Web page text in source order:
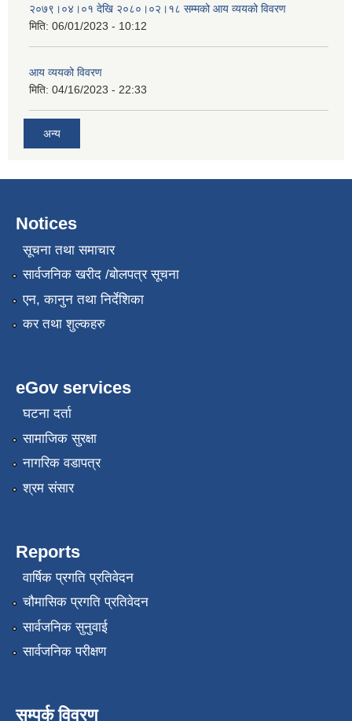
२०७९।०४।०१ देखि २०८०।०२।१८ सम्मको आय व्ययको विवरण
मिति: 06/01/2023 - 10:12
आय व्ययको विवरण
मिति: 04/16/2023 - 22:33
अन्य
Notices
सूचना तथा समाचार
सार्वजनिक खरीद /बोलपत्र सूचना
एन, कानुन तथा निर्देशिका
कर तथा शुल्कहरु
eGov services
घटना दर्ता
सामाजिक सुरक्षा
नागरिक वडापत्र
श्रम संसार
Reports
वार्षिक प्रगति प्रतिवेदन
चौमासिक प्रगति प्रतिवेदन
सार्वजनिक सुनुवाई
सार्वजनिक परीक्षण
सम्पर्क विवरण